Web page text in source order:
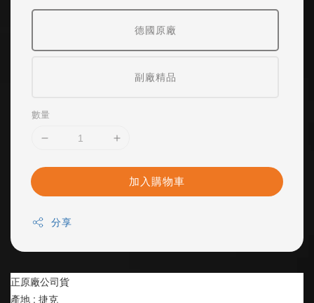
德國原廠
副廠精品
數量
加入購物車
分享
正原廠公司貨
產地 : 捷克